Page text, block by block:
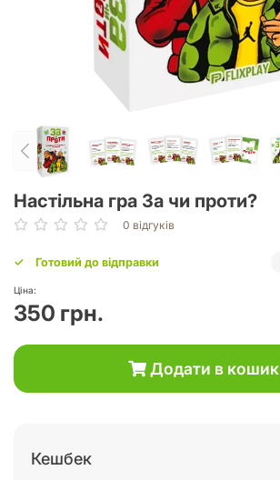
Настільна гра За чи проти?
0 відгуків
Готовий до відправки
Ціна:
350 грн.
Додати в кошик
Кешбек